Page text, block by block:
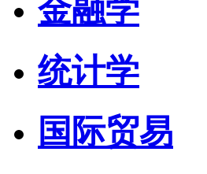
金融学
统计学
国际贸易